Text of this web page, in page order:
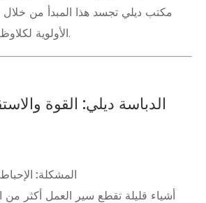
مكتب ديلي تجسد هذا المبدأ من خلال
الأولوية لكلا .
الدباسة ديلي: القوة
المشكلة:
أشياء قليلة تقطع سير العمل أكثر من